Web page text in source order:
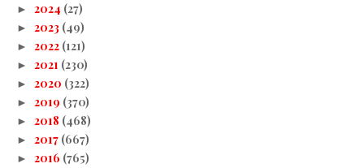
► 2024 (27)
► 2023 (49)
► 2022 (121)
► 2021 (230)
► 2020 (322)
► 2019 (370)
► 2018 (468)
► 2017 (667)
► 2016 (765)